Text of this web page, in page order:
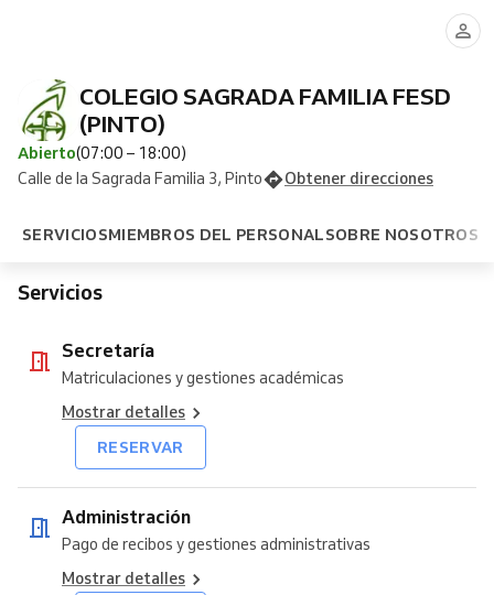
COLEGIO SAGRADA FAMILIA FESD
(PINTO)
Abierto(07:00 – 18:00)
Calle de la Sagrada Familia 3, Pinto
Obtener direcciones
SERVICIOSMIEMBROS DEL PERSONALSOBRE NOSOTROS
Servicios
Secretaría
Matriculaciones y gestiones académicas
Mostrar detalles
RESERVAR
Administración
Pago de recibos y gestiones administrativas
Mostrar detalles